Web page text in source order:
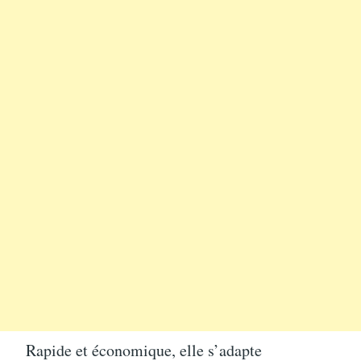
Rapide et économique, elle s’adapte